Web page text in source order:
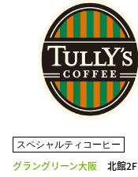
スペシャルティコーヒー
グラングリーン大阪 北館2F